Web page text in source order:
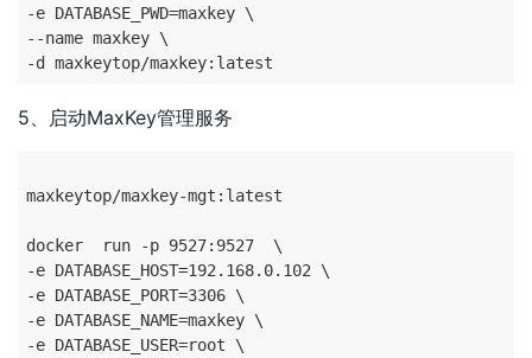
-e DATABASE_PWD=maxkey \
--name maxkey \
5、启动MaxKey管理服务
maxkeytop/maxkey-mgt:latest
docker 	run -p 9527:9527  \
-e DATABASE_HOST=192.168.0.102 \
-e DATABASE_PORT=3306 \
-e DATABASE_NAME=maxkey \
-e DATABASE_USER=root \